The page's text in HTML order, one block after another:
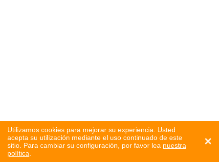
Utilizamos cookies para mejorar su experiencia. Usted
acepta su utilización mediante el uso continuado de este
sitio. Para cambiar su configuración, por favor lea nuestra
política
×